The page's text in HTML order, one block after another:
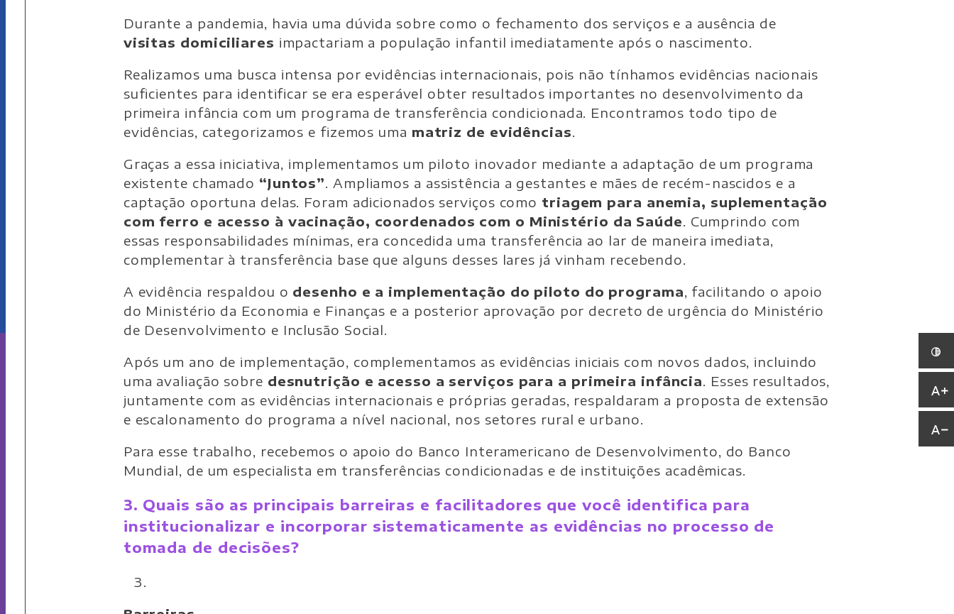
Durante a pandemia, havia uma dúvida sobre como o fechamento dos serviços e a ausência de
visitas domiciliares impactariam a população infantil imediatamente após o nascimento.
Realizamos uma busca intensa por evidências internacionais, pois não tínhamos evidências nacionais
suficientes para identificar se era esperável obter resultados importantes no desenvolvimento da
primeira infância com um programa de transferência condicionada. Encontramos todo tipo de
evidências, categorizamos e fizemos uma matriz de evidências.
Graças a essa iniciativa, implementamos um piloto inovador mediante a adaptação de um programa
existente chamado “Juntos”. Ampliamos a assistência a gestantes e mães de recém-nascidos e a
captação oportuna delas. Foram adicionados serviços como triagem para anemia, suplementação
com ferro e acesso à vacinação, coordenados com o Ministério da Saúde. Cumprindo com
essas responsabilidades mínimas, era concedida uma transferência ao lar de maneira imediata,
complementar à transferência base que alguns desses lares já vinham recebendo.
A evidência respaldou o desenho e a implementação do piloto do programa, facilitando o apoio
do Ministério da Economia e Finanças e a posterior aprovação por decreto de urgência do Ministério
de Desenvolvimento e Inclusão Social.
Após um ano de implementação, complementamos as evidências iniciais com novos dados, incluindo
uma avaliação sobre desnutrição e acesso a serviços para a primeira infância. Esses resultados,
juntamente com as evidências internacionais e próprias geradas, respaldaram a proposta de extensão
e escalonamento do programa a nível nacional, nos setores rural e urbano.
Para esse trabalho, recebemos o apoio do Banco Interamericano de Desenvolvimento, do Banco
Mundial, de um especialista em transferências condicionadas e de instituições acadêmicas.
3. Quais são as principais barreiras e facilitadores que você identifica para
institucionalizar e incorporar sistematicamente as evidências no processo de
tomada de decisões?